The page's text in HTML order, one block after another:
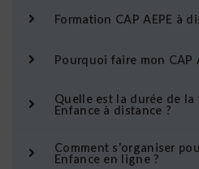
Formation CAP AEPE à
Pourquoi faire mon CAP
Quelle est la durée de
Enfance à distance ?
Comment s'organiser
Enfance en ligne ?